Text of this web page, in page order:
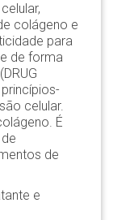
colágeno e
para
de forma
celular.
É
de
e